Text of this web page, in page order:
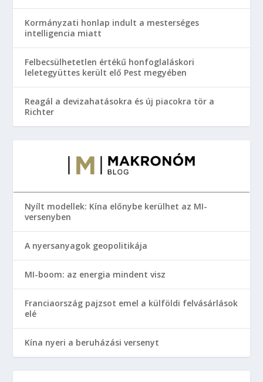
Kormányzati honlap indult a mesterséges
intelligencia miatt
Felbecsülhetetlen értékű honfoglaláskori
leletegyüttes került elő Pest megyében
Reagál a devizahatásokra és új piacokra tör a
Richter
Nyílt modellek: Kína előnybe kerülhet az MI-
versenyben
A nyersanyagok geopolitikája
MI-boom: az energia mindent visz
Franciaország pajzsot emel a külföldi felvásárlások
elé
Kína nyeri a beruházási versenyt